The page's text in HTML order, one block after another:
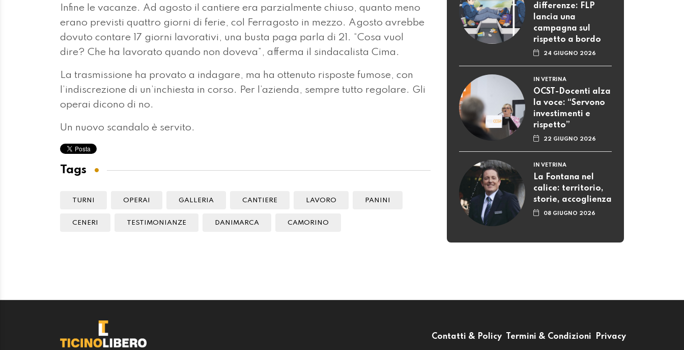
Infine le vacanze. Ad agosto il cantiere era parzialmente chiuso, quanto meno
erano previsti quattro giorni di ferie, col Ferragosto in mezzo. Agosto avrebbe
dovuto contare 17 giorni lavorativi, una busta paga parla di 21. “Cosa vuol
dire? Che ha lavorato quando non doveva”, afferma il sindacalista Cima.
La trasmissione ha provato a indagare, ma ha ottenuto risposte fumose, con
l’indiscrezione di un’inchiesta in corso. Per l’azienda, sempre tutto regolare. Gli
operai dicono di no.
Un nuovo scandalo è servito.
Tags
TURNI OPERAI GALLERIA CANTIERE LAVORO PANINI
CENERI TESTIMONIANZE DANIMARCA CAMORINO
differenze: FLP
lancia una
campagna sul
rispetto a bordo
24 GIUGNO 2026
IN VETRINA
OCST-Docenti alza
la voce: “Servono
investimenti e
rispetto”
22 GIUGNO 2026
IN VETRINA
La Fontana nel
calice: territorio,
storie, accoglienza
08 GIUGNO 2026
Contatti & Policy Termini & Condizioni Privacy